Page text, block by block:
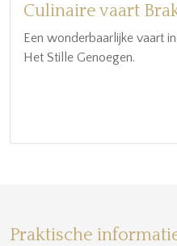
Culinaire vaart
Een wonderbaarlijke vaart
Het Stille Genoegen.
Praktische